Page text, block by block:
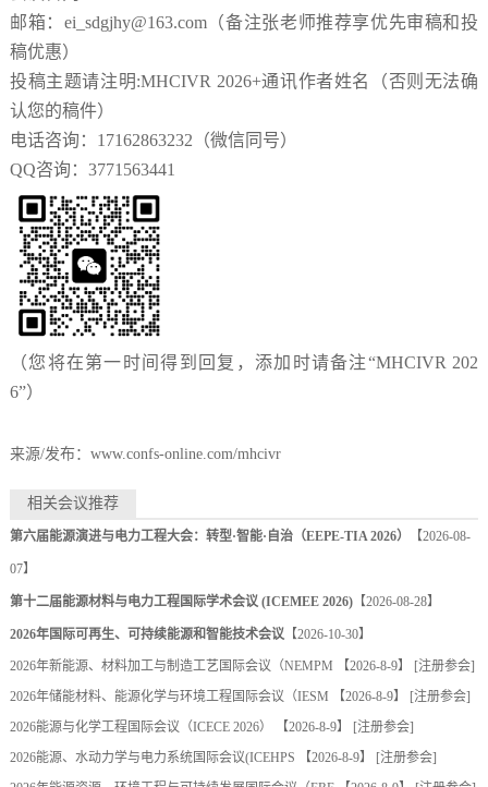
邮箱： ei_sdgjhy@163.com（备注张老师推荐享优先审稿和投
稿优惠）
投稿主题请注明:MHCIVR 2026+通讯作者姓名（否则无法确
认您的稿件）
电话咨询： 17162863232 （微信同号）
QQ咨询： 3771563441
（您将在第一时间得到回复，添加时请备注“MHCIVR 202
6”）
来源/发布：www.confs-online.com/mhcivr
相关会议推荐
第六届能源演进与电力工程大会：转型·智能·自治（EEPE-TIA 2026） 【2026-08-
07】
第十二届能源材料与电力工程国际学术会议 (ICEMEE 2026)【2026-08-28】
2026年国际可再生、可持续能源和智能技术会议【2026-10-30】
2026年新能源、材料加工与制造工艺国际会议（NEMPM 【2026-8-9】 [注册参会]
2026年储能材料、能源化学与环境工程国际会议（IESM 【2026-8-9】 [注册参会]
2026能源与化学工程国际会议（ICECE 2026）
【2026-8-9】 [注册参会]
2026能源、水动力学与电力系统国际会议(ICEHPS
【2026-8-9】 [注册参会]